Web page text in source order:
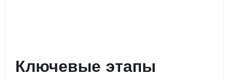
Ключевые этапы